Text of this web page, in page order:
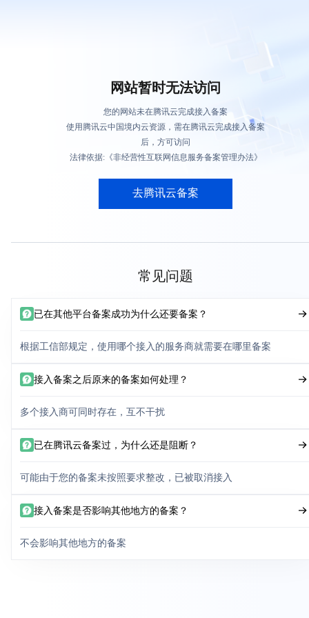
网站暂时无法访问
您的网站未在腾讯云完成接入备案
使用腾讯云中国境内云资源，需在腾讯云完成接入备案
后，方可访问
法律依据:《非经营性互联网信息服务备案管理办法》
去腾讯云备案
常见问题
已在其他平台备案成功为什么还要备案？
根据工信部规定，使用哪个接入的服务商就需要在哪里备案
接入备案之后原来的备案如何处理？
多个接入商可同时存在，互不干扰
已在腾讯云备案过，为什么还是阻断？
可能由于您的备案未按照要求整改，已被取消接入
接入备案是否影响其他地方的备案？
不会影响其他地方的备案